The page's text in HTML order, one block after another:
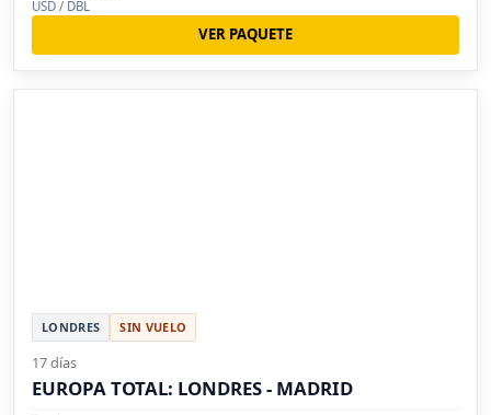
USD / DBL
VER PAQUETE
LONDRES SIN VUELO
17 días
EUROPA TOTAL: LONDRES - MADRID